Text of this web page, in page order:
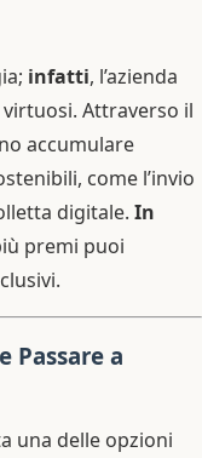
infatti, l’azienda
Attraverso il
accumulare
come l’invio
digitale. In
premi puoi
Passare a
una delle opzioni